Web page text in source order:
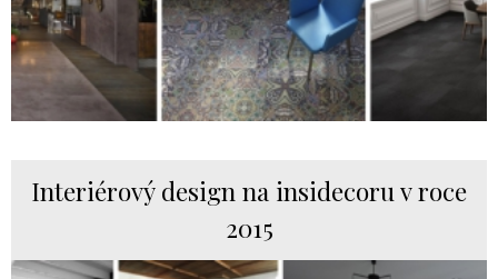
Interiérový design na insidecoru v roce
2015